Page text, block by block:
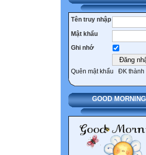
Tên truy nhập
Mật khẩu
Ghi nhớ
Quên mật khẩu ĐK thành
GOOD MORNING